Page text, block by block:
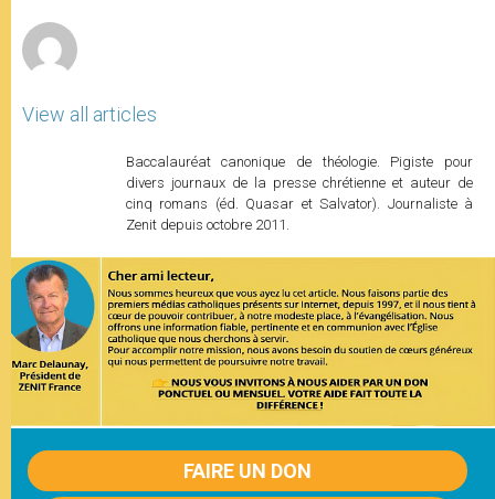
View all articles
Baccalauréat canonique de théologie. Pigiste pour
divers journaux de la presse chrétienne et auteur de
cinq romans (éd. Quasar et Salvator). Journaliste à
Zenit depuis octobre 2011.
FAIRE UN DON